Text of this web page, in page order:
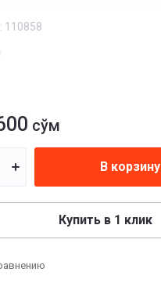
110858
сўм
В корзину
Купить в 1 клик